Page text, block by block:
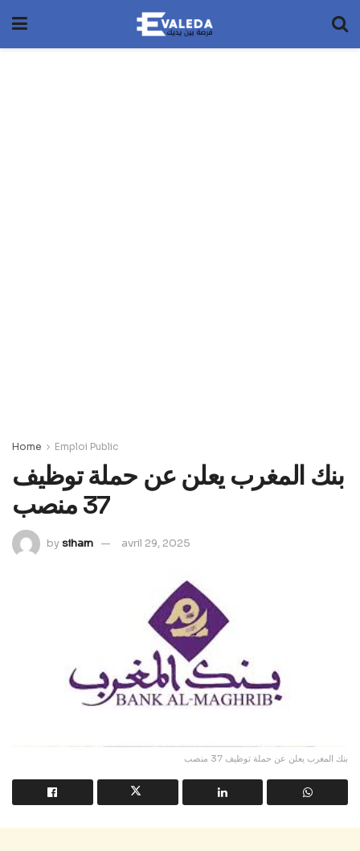
Home Emploi Public
بنك المغرب يعلن عن حملة توظيف
37 منصب
bysiham avril 29, 2025
بنك المغرب يعلن عن حملة توظيف 37 منصب